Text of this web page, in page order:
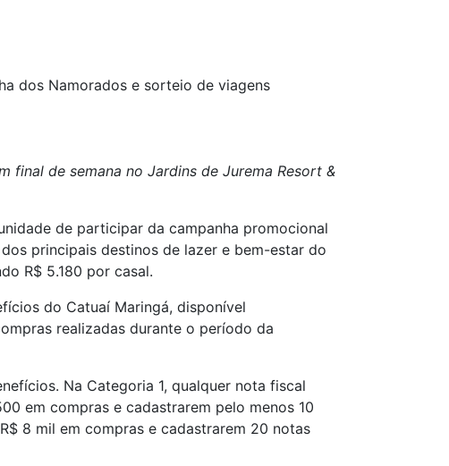
dos Namorados e sorteio de viagens
final de semana no Jardins de Jurema Resort &
de participar da campanha promocional
principais destinos de lazer e bem-estar do
R$ 5.180 por casal.
do Catuaí Maringá, disponível
realizadas durante o período da
Na Categoria 1, qualquer nota fiscal
em compras e cadastrarem pelo menos 10
8 mil em compras e cadastrarem 20 notas